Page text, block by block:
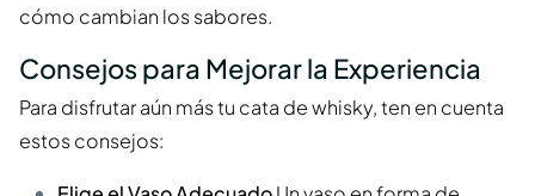
cómo cambian los sabores.
Consejos para Mejorar la Experiencia
Para disfrutar aún más tu cata de whisky, ten en cuenta
estos consejos: